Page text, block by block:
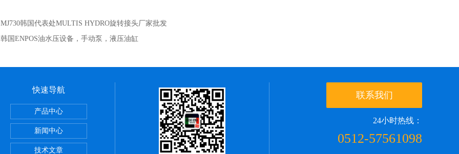
MJ730韩国代表处MULTIS HYDRO旋转接头厂家批发
韩国ENPOS油水压设备，手动泵，液压油缸
快速导航
产品中心
新闻中心
技术文章
联系我们
24小时热线：
0512-57561098